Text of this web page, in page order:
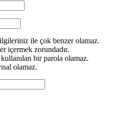
ile çok benzer olamaz.
içermek zorundadır.
bir parola olamaz.
olamaz.